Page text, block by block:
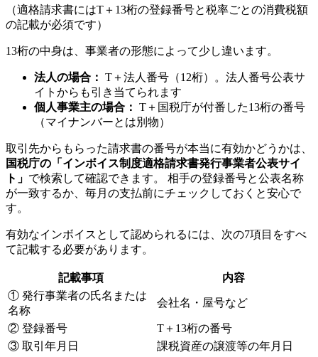
（適格請求書にはT＋13桁の登録番号と税率ごとの消費税額
の記載が必須です）
13桁の中身は、事業者の形態によって少し違います。
法人の場合： T＋法人番号（12桁）。法人番号公表サ
イトからも引き当てられます
個人事業主の場合： T＋国税庁が付番した13桁の番号
（マイナンバーとは別物）
取引先からもらった請求書の番号が本当に有効かどうかは、
国税庁の「インボイス制度適格請求書発行事業者公表サイ
ト」 で検索して確認できます。 相手の登録番号と公表名称
が一致するか、毎月の支払前にチェックしておくと安心で
す。
有効なインボイスとして認められるには、次の7項目をすべ
て記載する必要があります。
記載事項
内容
① 発行事業者の氏名または
名称
会社名・屋号など
② 登録番号
T＋13桁の番号
③ 取引年月日
課税資産の譲渡等の年月日